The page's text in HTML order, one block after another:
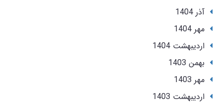
آذر 1404
مهر 1404
ارديبهشت 1404
بهمن 1403
مهر 1403
ارديبهشت 1403